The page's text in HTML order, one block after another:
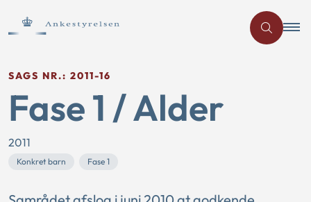
SAGS NR.: 2011-16
Fase 1 / Alder
2011
Konkret barn Fase 1